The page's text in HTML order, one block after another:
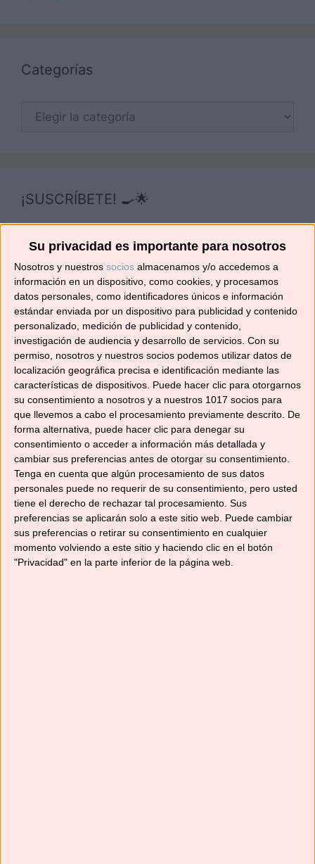
Su privacidad es importante para nosotros
Nosotros y nuestros socios almacenamos y/o accedemos a
información en un dispositivo, como cookies, y procesamos
datos personales, como identificadores únicos e información
estándar enviada por un dispositivo para publicidad y contenido
personalizado, medición de publicidad y contenido,
investigación de audiencia y desarrollo de servicios. Con su
permiso, nosotros y nuestros socios podemos utilizar datos de
localización geográfica precisa e identificación mediante las
características de dispositivos. Puede hacer clic para otorgarnos
su consentimiento a nosotros y a nuestros 1017 socios para
que llevemos a cabo el procesamiento previamente descrito. De
forma alternativa, puede hacer clic para denegar su
consentimiento o acceder a información más detallada y
cambiar sus preferencias antes de otorgar su consentimiento.
Tenga en cuenta que algún procesamiento de sus datos
personales puede no requerir de su consentimiento, pero usted
tiene el derecho de rechazar tal procesamiento. Sus
preferencias se aplicarán solo a este sitio web. Puede cambiar
sus preferencias o retirar su consentimiento en cualquier
momento volviendo a este sitio y haciendo clic en el botón
"Privacidad" en la parte inferior de la página web.
Categorías
¡SUSCRÍBETE! 🍳🌟
Suscríbete ahora para recibir todas las recetas
en tu correo.
¡No te pierdas ninguna! 👩‍🍳👨‍🍳
Dirección
de
correo
electrónico
Suscribir
YouTube